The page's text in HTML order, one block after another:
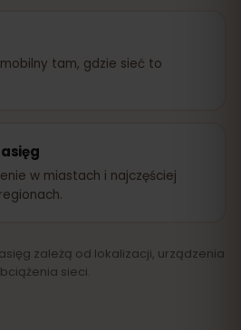
tam, gdzie sieć to
w miastach i najczęściej
zależą od lokalizacji, urządzenia
sieci.